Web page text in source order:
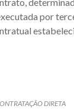
por
DIRETA